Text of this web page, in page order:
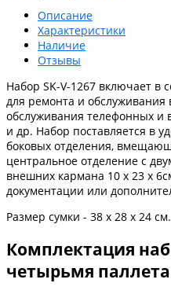
Описание
Характеристики
Наличие
Отзывы
Набор SK-V-1267 включает в
для ремонта и обслуживания
обслуживания телефонных и
и др. Набор поставляется в
боковых отделения,
центральное отделение с
внешних кармана 10 х 23 х
документации или
Размер сумки - 38 х 28 х 24 см.
Комплектация
четырьмя